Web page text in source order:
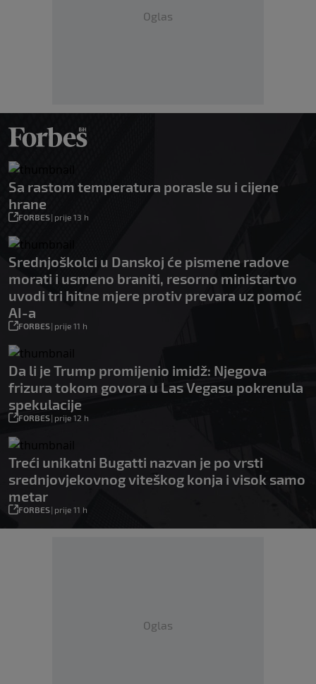
Oglas
Sa rastom temperatura porasle su i cijene
hrane
FORBES| prije 13 h
Srednjoškolci u Danskoj će pismene radove
morati i usmeno braniti, resorno ministartvo
uvodi tri hitne mjere protiv prevara uz pomoć
AI-a
FORBES| prije 11 h
Da li je Trump promijenio imidž: Njegova
frizura tokom govora u Las Vegasu pokrenula
spekulacije
FORBES| prije 12 h
Treći unikatni Bugatti nazvan je po vrsti
srednjovjekovnog viteškog konja i visok samo
metar
FORBES| prije 11 h
Oglas